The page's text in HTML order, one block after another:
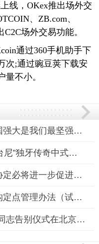
线，OKex推出场外交
、ZB.com、
场外交易功能。
通过360手机助手下
次;通过豌豆荚下载安
量不小。
海外侨胞观礼九三阅兵：祖国强大是我们最坚强后盾
北京昌平2024-2025“利百文台尼”独牙传奇中式九球国际巡回赛全
外交部：中马签署互免签证协定必将进一步促进双边交流合作
《长期护理保险护理服务机构定点管理办法（试行）》政策解读
“延安娃”、“红墙御医”王敏清同志告别仪式在北京医院隆重举行